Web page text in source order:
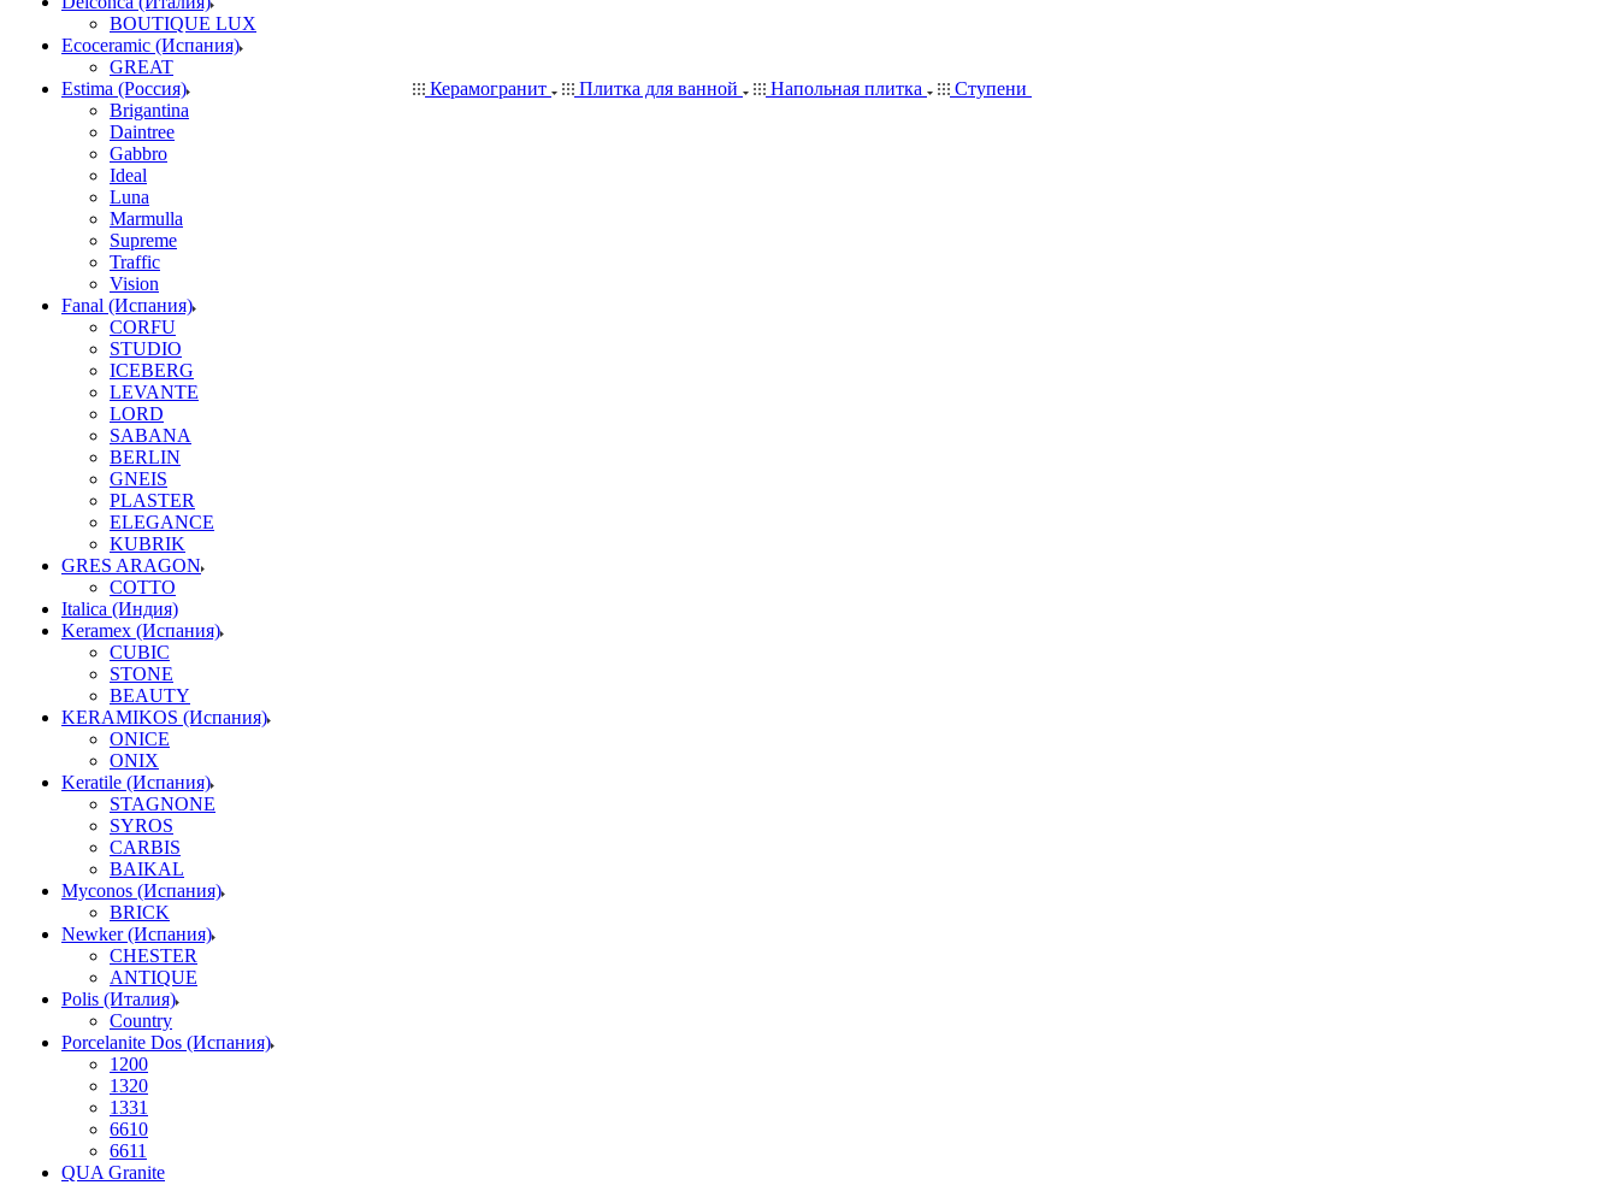
BOUTIQUE LUX
Ecoceramic (Испания)
GREAT
Estima (Россия)
Brigantina
Daintree
Gabbro
Ideal
Luna
Marmulla
Supreme
Traffic
Vision
Fanal (Испания)
CORFU
STUDIO
ICEBERG
LEVANTE
LORD
SABANA
BERLIN
GNEIS
PLASTER
ELEGANCE
KUBRIK
GRES ARAGON
COTTO
Italica (Индия)
Keramex (Испания)
CUBIC
STONE
BEAUTY
KERAMIKOS (Испания)
ONICE
ONIX
Keratile (Испания)
STAGNONE
SYROS
CARBIS
BAIKAL
Myconos (Испания)
BRICK
Newker (Испания)
CHESTER
ANTIQUE
Polis (Италия)
Country
Porcelanite Dos (Испания)
1200
1320
1331
6610
6611
QUA Granite
Керамогранит Плитка для ванной Напольная плитка Ступени